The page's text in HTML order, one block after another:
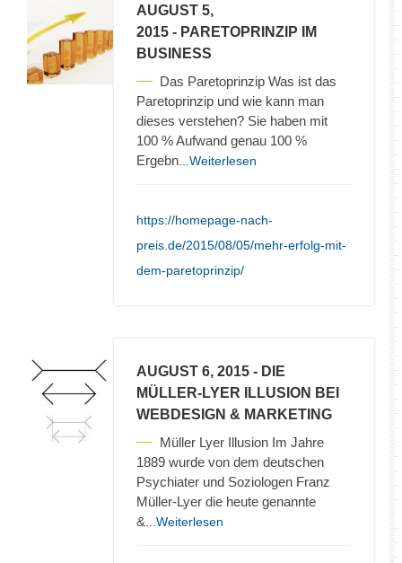
AUGUST 5,
2015 - PARETOPRINZIP IM
BUSINESS
Das Paretoprinzip Was ist das
Paretoprinzip und wie kann man
dieses verstehen? Sie haben mit
100 % Aufwand genau 100 %
Ergebn ...Weiterlesen
https://homepage-nach-
preis.de/2015/08/05/mehr-erfolg-mit-
dem-paretoprinzip/
AUGUST 6, 2015 - DIE
MÜLLER-LYER ILLUSION BEI
WEBDESIGN & MARKETING
Müller Lyer Illusion Im Jahre
1889 wurde von dem deutschen
Psychiater und Soziologen Franz
Müller-Lyer die heute genannte
& ...Weiterlesen